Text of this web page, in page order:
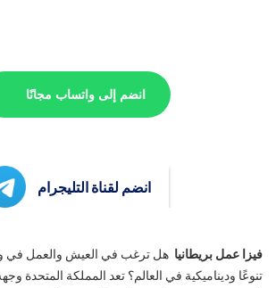
انضم إلى واتساب مجانًا
انضم لقناة التليجرام
فيزا عمل بريطانيا هل ترغب في العيش والعمل في
تنوعًا وديناميكية في العالم؟ تعد المملكة المتحدة